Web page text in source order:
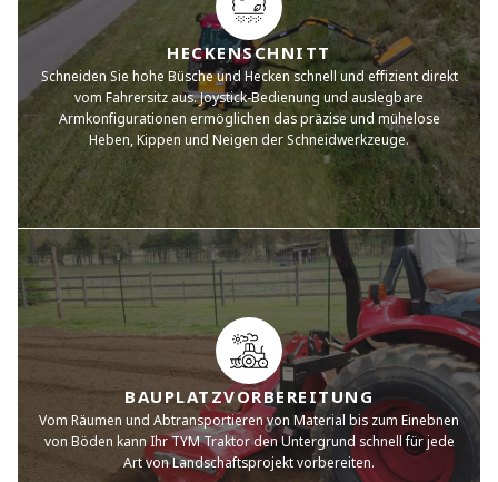
HECKENSCHNITT
Schneiden Sie hohe Büsche und Hecken schnell und effizient direkt
vom Fahrersitz aus. Joystick-Bedienung und auslegbare
Armkonfigurationen ermöglichen das präzise und mühelose
Heben, Kippen und Neigen der Schneidwerkzeuge.
BAUPLATZVORBEREITUNG
Vom Räumen und Abtransportieren von Material bis zum Einebnen
von Böden kann Ihr TYM Traktor den Untergrund schnell für jede
Art von Landschaftsprojekt vorbereiten.